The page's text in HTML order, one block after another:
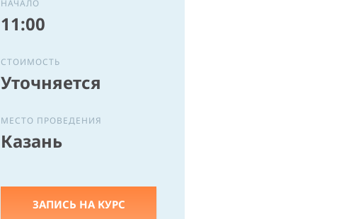
НАЧАЛО
11:00
СТОИМОСТЬ
Уточняется
МЕСТО ПРОВЕДЕНИЯ
Казань
ЗАПИСЬ НА КУРС